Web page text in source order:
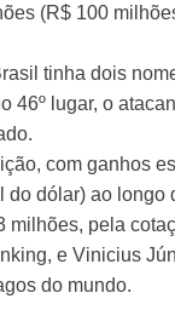
(R$ 100
tinha dois
46º lugar, o
com ganhos
dólar) ao longo
milhões, pela
e Vinicius
do mundo.